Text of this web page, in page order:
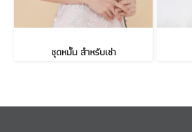
ชุดหมั้น สำหรับเช่า